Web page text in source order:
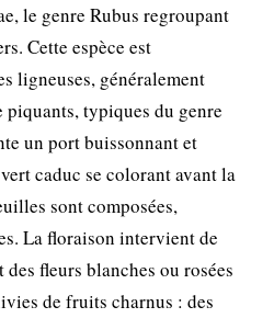
le genre Rubus regroupant
Cette espèce est
ligneuses, généralement
piquants, typiques du genre
un port buissonnant et
caduc se colorant avant la
sont composées,
La floraison intervient de
fleurs blanches ou rosées
de fruits charnus : des